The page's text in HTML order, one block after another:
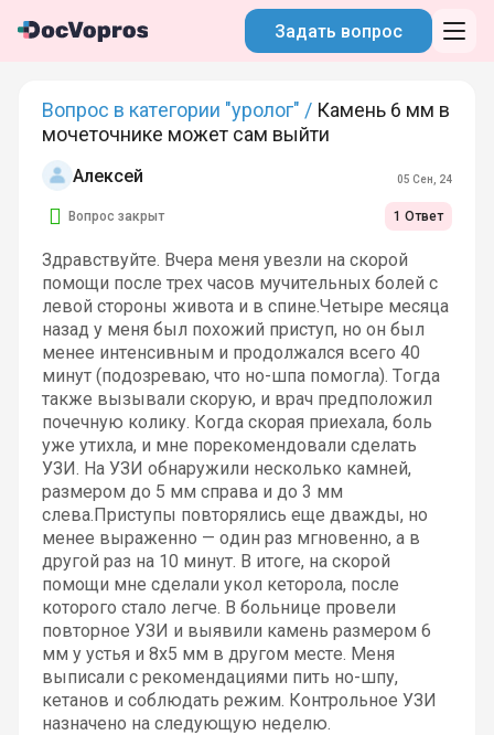
Задать вопрос
Вопрос в категории "уролог" / Камень 6 мм в
мочеточнике может сам выйти
Алексей 05 Сен, 24
Вопрос закрыт 1 Ответ
Здравствуйте. Вчера меня увезли на скорой
помощи после трех часов мучительных болей с
левой стороны живота и в спине.Четыре месяца
назад у меня был похожий приступ, но он был
менее интенсивным и продолжался всего 40
минут (подозреваю, что но-шпа помогла). Тогда
также вызывали скорую, и врач предположил
почечную колику. Когда скорая приехала, боль
уже утихла, и мне порекомендовали сделать
УЗИ. На УЗИ обнаружили несколько камней,
размером до 5 мм справа и до 3 мм
слева.Приступы повторялись еще дважды, но
менее выраженно — один раз мгновенно, а в
другой раз на 10 минут. В итоге, на скорой
помощи мне сделали укол кеторола, после
которого стало легче. В больнице провели
повторное УЗИ и выявили камень размером 6
мм у устья и 8х5 мм в другом месте. Меня
выписали с рекомендациями пить но-шпу,
кетанов и соблюдать режим. Контрольное УЗИ
назначено на следующую неделю.